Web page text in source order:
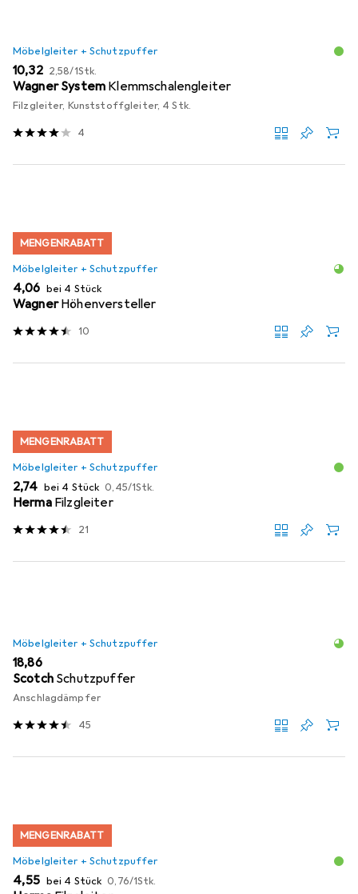
Möbelgleiter + Schutzpuffer
EUR
10,32 EUR
2,58/1Stk.
Wagner System Klemmschalengleiter
Filzgleiter, Kunststoffgleiter, 4 Stk.
4
MENGENRABATT
Möbelgleiter + Schutzpuffer
EUR
4,06 bei 4 Stück
Wagner Höhenversteller
10
MENGENRABATT
Möbelgleiter + Schutzpuffer
EUR
2,74 bei 4 Stück EUR
0,45/1Stk.
Herma Filzgleiter
21
Möbelgleiter + Schutzpuffer
EUR
18,86
Scotch Schutzpuffer
Anschlagdämpfer
45
MENGENRABATT
Möbelgleiter + Schutzpuffer
EUR
4,55 bei 4 Stück EUR
0,76/1Stk.